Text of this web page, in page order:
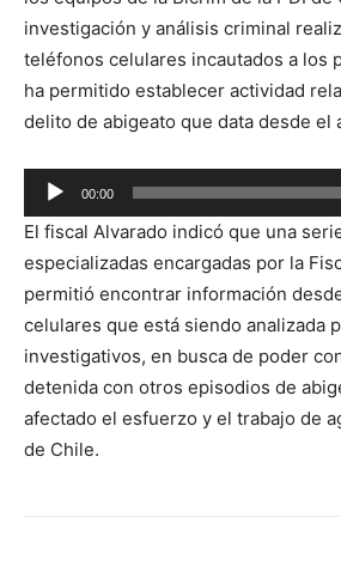
investigación y análisis criminal
teléfonos celulares incautados a los
ha permitido establecer actividad
delito de abigeato que data desde el
Reproductor
de
audio
00:00
El fiscal Alvarado indicó que una
especializadas encargadas por la
permitió encontrar información
celulares que está siendo analizada
investigativos, en busca de poder
detenida con otros episodios de
afectado el esfuerzo y el trabajo de
de Chile.